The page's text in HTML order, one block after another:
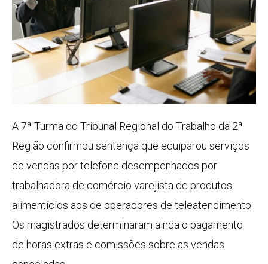
A 7ª Turma do Tribunal Regional do Trabalho da 2ª
Região confirmou sentença que equiparou serviços
de vendas por telefone desempenhados por
trabalhadora de comércio varejista de produtos
alimentícios aos de operadores de teleatendimento.
Os magistrados determinaram ainda o pagamento
de horas extras e comissões sobre as vendas